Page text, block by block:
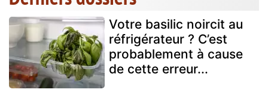
Votre basilic noircit au
réfrigérateur ? C’est
probablement à cause
de cette erreur...